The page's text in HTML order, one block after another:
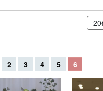
2 3 4 5 6